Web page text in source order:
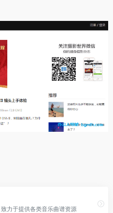
力于提供各类音乐曲谱资源